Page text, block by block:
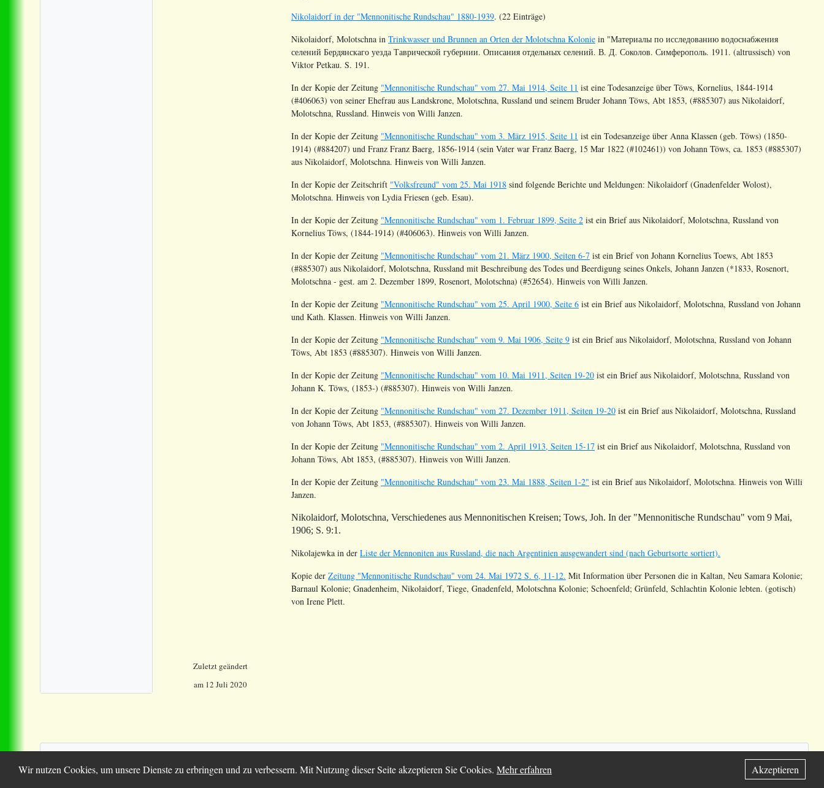
Nikolaidorf in der "Mennonitische Rundschau" 1880-1939. (22 Einträge)
Nikolaidorf, Molotschna in Trinkwasser und Brunnen an Orten der Molotschna Kolonie in "Материалы по исследованию водоснабжения
селений Бердянскаго уезда Таврической губернии. Описания отдельных селений. В. Д. Соколов. Симферополь. 1911. (altrussisch) von
Viktor Petkau. S. 191.
In der Kopie der Zeitung "Mennonitische Rundschau" vom 27. Mai 1914, Seite 11 ist eine Todesanzeige über Töws, Kornelius, 1844-1914
(#406063) von seiner Ehefrau aus Landskrone, Molotschna, Russland und seinem Bruder Johann Töws, Abt 1853, (#885307) aus Nikolaidorf,
Molotschna, Russland. Hinweis von Willi Janzen.
In der Kopie der Zeitung "Mennonitische Rundschau" vom 3. März 1915, Seite 11 ist ein Todesanzeige über Anna Klassen (geb. Töws) (1850-
1914) (#884207) und Franz Franz Baerg, 1856-1914 (sein Vater war Franz Baerg, 15 Mar 1822 (#102461)) von Johann Töws, ca. 1853 (#885307)
aus Nikolaidorf, Molotschna. Hinweis von Willi Janzen.
In der Kopie der Zeitschrift "Volksfreund" vom 25. Mai 1918 sind folgende Berichte und Meldungen: Nikolaidorf (Gnadenfelder Wolost),
Molotschna. Hinweis von Lydia Friesen (geb. Esau).
In der Kopie der Zeitung "Mennonitische Rundschau" vom 1. Februar 1899, Seite 2 ist ein Brief aus Nikolaidorf, Molotschna, Russland von
Kornelius Töws, (1844-1914) (#406063). Hinweis von Willi Janzen.
In der Kopie der Zeitung "Mennonitische Rundschau" vom 21. März 1900, Seiten 6-7 ist ein Brief von Johann Kornelius Toews, Abt 1853
(#885307) aus Nikolaidorf, Molotschna, Russland mit Beschreibung des Todes und Beerdigung seines Onkels, Johann Janzen (*1833, Rosenort,
Molotschna - gest. am 2. Dezember 1899, Rosenort, Molotschna) (#52654). Hinweis von Willi Janzen.
In der Kopie der Zeitung "Mennonitische Rundschau" vom 25. April 1900, Seite 6 ist ein Brief aus Nikolaidorf, Molotschna, Russland von Johann
und Kath. Klassen. Hinweis von Willi Janzen.
In der Kopie der Zeitung "Mennonitische Rundschau" vom 9. Mai 1906, Seite 9 ist ein Brief aus Nikolaidorf, Molotschna, Russland von Johann
Töws, Abt 1853 (#885307). Hinweis von Willi Janzen.
In der Kopie der Zeitung "Mennonitische Rundschau" vom 10. Mai 1911, Seiten 19-20 ist ein Brief aus Nikolaidorf, Molotschna, Russland von
Johann K. Töws, (1853-) (#885307). Hinweis von Willi Janzen.
In der Kopie der Zeitung "Mennonitische Rundschau" vom 27. Dezember 1911, Seiten 19-20 ist ein Brief aus Nikolaidorf, Molotschna, Russland
von Johann Töws, Abt 1853, (#885307). Hinweis von Willi Janzen.
In der Kopie der Zeitung "Mennonitische Rundschau" vom 2. April 1913, Seiten 15-17 ist ein Brief aus Nikolaidorf, Molotschna, Russland von
Johann Töws, Abt 1853, (#885307). Hinweis von Willi Janzen.
In der Kopie der Zeitung "Mennonitische Rundschau" vom 23. Mai 1888, Seiten 1-2" ist ein Brief aus Nikolaidorf, Molotschna. Hinweis von Willi
Janzen.
Nikolaidorf, Molotschna, Verschiedenes aus Mennonitischen Kreisen; Tows, Joh. In der "Mennonitische Rundschau" vom 9 Mai,
1906; S. 9:1.
Nikolajewka in der Liste der Mennoniten aus Russland, die nach Argentinien ausgewandert sind (nach Geburtsorte sortiert).
Kopie der Zeitung "Mennonitische Rundschau" vom 24. Mai 1972 S. 6, 11-12. Mit Information über Personen die in Kaltan, Neu Samara Kolonie;
Barnaul Kolonie; Gnadenheim, Nikolaidorf, Tiege, Gnadenfeld, Molotschna Kolonie; Schoenfeld; Grünfeld, Schlachtin Kolonie lebten. (gotisch)
von Irene Plett.
Zuletzt geändert
am 12 Juli 2020
© 2025 Chortitza.org | Supported by D. F. Plett Historical Research Foundation Inc.
Wir nutzen Cookies, um unsere Dienste zu erbringen und zu verbessern. Mit Nutzung dieser Seite akzeptieren Sie Cookies. Mehr erfahren Akzeptieren